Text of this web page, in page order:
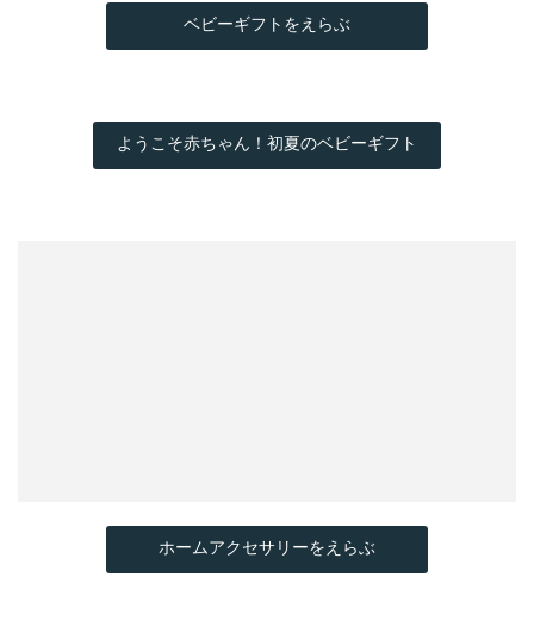
ベビーギフトをえらぶ
ようこそ赤ちゃん！初夏のベビーギフト
ホームアクセサリーをえらぶ